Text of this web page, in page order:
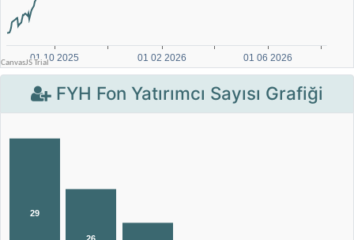
FYH Fon Yatırımcı Sayısı Grafiği